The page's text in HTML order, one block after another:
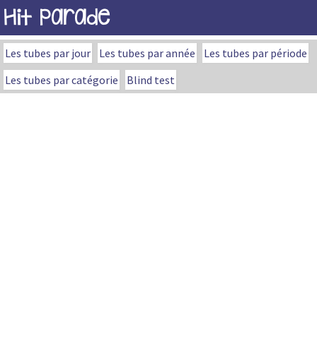
Hit Parade
Les tubes par jour Les tubes par année
Les tubes par période
Les tubes par catégorie
Blind test